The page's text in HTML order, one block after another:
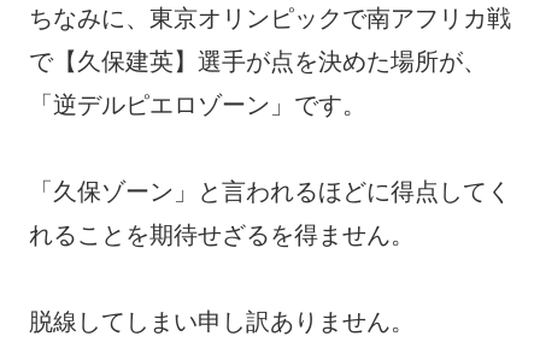
ちなみに、東京オリンピックで南アフリカ戦
で【久保建英】選手が点を決めた場所が、
「逆デルピエロゾーン」です。
「久保ゾーン」と言われるほどに得点してく
れることを期待せざるを得ません。
脱線してしまい申し訳ありません。